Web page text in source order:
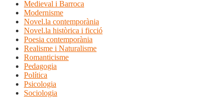
Medieval i Barroca
Modernisme
Novel.la contemporània
Novel.la històrica i ficció
Poesia contemporània
Realisme i Naturalisme
Romanticisme
Pedagogia
Política
Psicologia
Sociologia